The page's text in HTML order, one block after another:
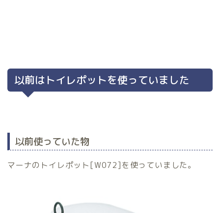
以前はトイレポットを使っていました
以前使っていた物
マーナのトイレポット[W072]を使っていました。